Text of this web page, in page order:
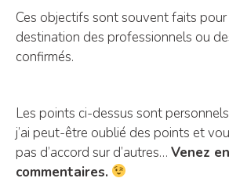
Ces objectifs sont souvent faits
destination des professionnels ou
confirmés.
Les points ci-dessus sont
j’ai peut-être oublié des points et
pas d’accord sur d’autres… Venez
commentaires.